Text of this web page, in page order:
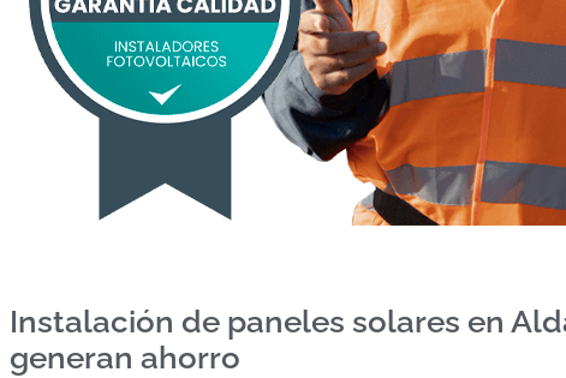
Instalación de paneles solares en
generan ahorro